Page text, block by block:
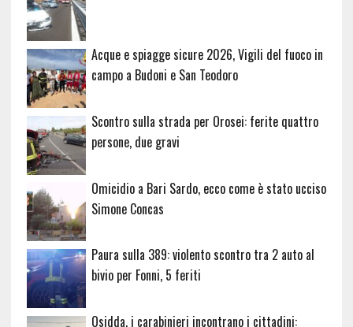
Acque e spiagge sicure 2026, Vigili del fuoco in
campo a Budoni e San Teodoro
Scontro sulla strada per Orosei: ferite quattro
persone, due gravi
Omicidio a Bari Sardo, ecco come è stato ucciso
Simone Concas
Paura sulla 389: violento scontro tra 2 auto al
bivio per Fonni, 5 feriti
Osidda, i carabinieri incontrano i cittadini: